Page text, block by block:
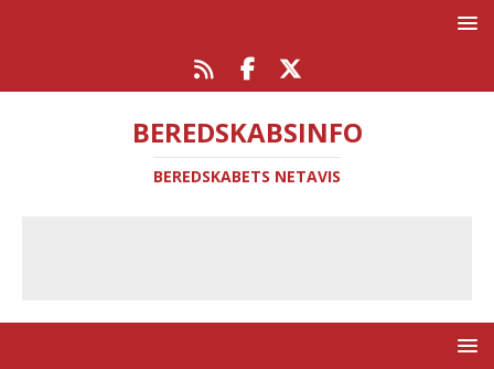
BEREDSKABSINFO
BEREDSKABETS NETAVIS